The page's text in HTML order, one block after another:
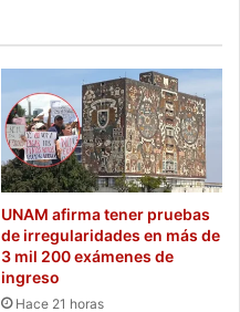
UNAM afirma tener pruebas
de irregularidades en más de
3 mil 200 exámenes de
ingreso
Hace 21 horas